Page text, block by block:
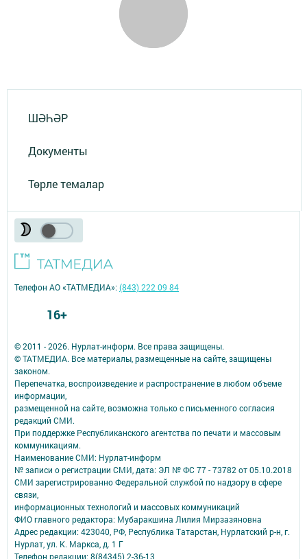
ШӘҺӘР
Документы
Төрле темалар
© 2011 - 2026. Нурлат-⁠информ. Все права защищены.
© ТАТМЕДИА. Все материалы, размещенные на сайте, защищены
законом.
Перепечатка, воспроизведение и распространение в любом объеме
информации,
размещенной на сайте, возможна только с письменного согласия
редакций СМИ.
При поддержке Республиканского агентства по печати и массовым
коммуникациям.
Наименование СМИ: Нурлат-⁠информ
№ записи о регистрации СМИ, дата: ЭЛ № ФС 77 -⁠ 73782 от 05.10.2018
СМИ зарегистрированно Федеральной службой по надзору в сфере
связи,
информационных технологий и массовых коммуникаций
ФИО главного редактора: Мубаракшина Лилия Мирзазяновна
Адрес редакции: 423040, РФ, Республика Татарстан, Нурлатский р-н, г.
Нурлат, ул. К. Маркса, д. 1 Г
Телефон редакции: 8(84345) 2-36-13
Телефон АО «ТАТМЕДИА»:(843) 222 09 84
16+